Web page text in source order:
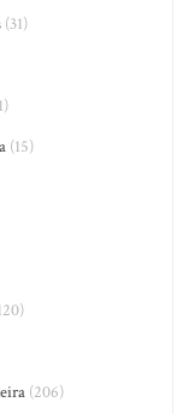
(31)
(15)
(206)